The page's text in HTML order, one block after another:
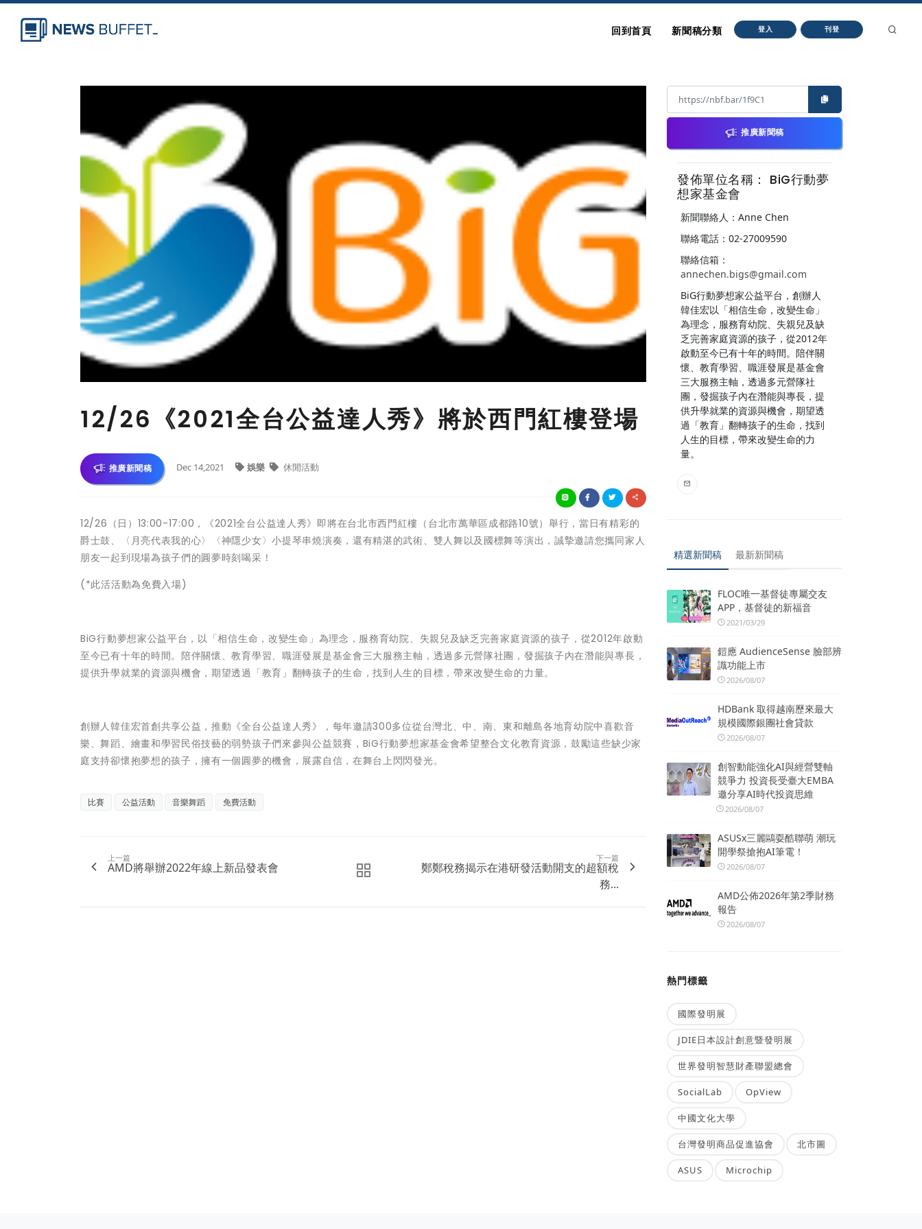
回到首頁 新聞稿分類 登入 刊登
12/26《2021全台公益達人秀》將於西門紅樓登場
推廣新聞稿 Dec 14,2021 娛樂 休閒活動
12/26（日）13:00-17:00，《2021全台公益達人秀》即將在台北市西門紅樓（台北市萬華區成都路10號）舉行，當日有精彩的
爵士鼓、〈月亮代表我的心〉〈神隱少女〉小提琴串燒演奏，還有精湛的武術、雙人舞以及國標舞等演出，誠摯邀請您攜同家人
朋友一起到現場為孩子們的圓夢時刻喝采！
(*此活活動為免費入場)
BiG行動夢想家公益平台，以「相信生命，改變生命」為理念，服務育幼院、失親兒及缺乏完善家庭資源的孩子，從2012年啟動
至今已有十年的時間。陪伴關懷、教育學習、職涯發展是基金會三大服務主軸，透過多元營隊社團，發掘孩子內在潛能與專長，
提供升學就業的資源與機會，期望透過「教育」翻轉孩子的生命，找到人生的目標，帶來改變生命的力量。
創辦人韓佳宏首創共享公益，推動《全台公益達人秀》，每年邀請300多位從台灣北、中、南、東和離島各地育幼院中喜歡音
樂、舞蹈、繪畫和學習民俗技藝的弱勢孩子們來參與公益競賽，BiG行動夢想家基金會希望整合文化教育資源，鼓勵這些缺少家
庭支持卻懷抱夢想的孩子，擁有一個圓夢的機會，展露自信，在舞台上閃閃發光。
比賽 公益活動 音樂舞蹈 免費活動
上一篇
AMD將舉辦2022年線上新品發表會
下一篇
鄭鄭稅務揭示在港研發活動開支的超額稅
務...
推廣新聞稿
發佈單位名稱： BiG行動夢
想家基金會
新聞聯絡人：Anne Chen
聯絡電話：02-27009590
聯絡信箱：
annechen.bigs@gmail.com
BiG行動夢想家公益平台，創辦人
韓佳宏以「相信生命，改變生命」
為理念，服務育幼院、失親兒及缺
乏完善家庭資源的孩子，從2012年
啟動至今已有十年的時間。陪伴關
懷、教育學習、職涯發展是基金會
三大服務主軸，透過多元營隊社
團，發掘孩子內在潛能與專長，提
供升學就業的資源與機會，期望透
過「教育」翻轉孩子的生命，找到
人生的目標，帶來改變生命的力
量。
精選新聞稿 最新新聞稿
FLOC唯一基督徒專屬交友
APP，基督徒的新福音
2021/03/29
鎧應 AudienceSense 臉部辨
識功能上市
2026/08/07
HDBank 取得越南歷來最大
規模國際銀團社會貸款
2026/08/07
創智動能強化AI與經營雙軸
競爭力 投資長受臺大EMBA
邀分享AI時代投資思維
2026/08/07
ASUSx三麗鷗耍酷聯萌 潮玩
開學祭搶抱AI筆電！
2026/08/07
AMD公佈2026年第2季財務
報告
2026/08/07
熱門標籤
國際發明展
JDIE日本設計創意暨發明展
世界發明智慧財產聯盟總會
SocialLab OpView
中國文化大學
台灣發明商品促進協會 北市圖
ASUS Microchip